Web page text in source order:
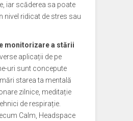
iar scăderea sa poate
nivel ridicat de stres sau
monitorizare a stării
aplicații de pe
uri sunt concepute
starea ta mentală
zilnice, meditație
de respirație.
Calm, Headspace